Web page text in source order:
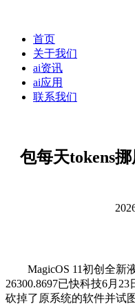
首页
关于我们
ai资讯
ai应用
联系我们
包每天tokens
MagicOS 11初创全新
26300.8697已快科技6月
砍掉了原系统的软件并试